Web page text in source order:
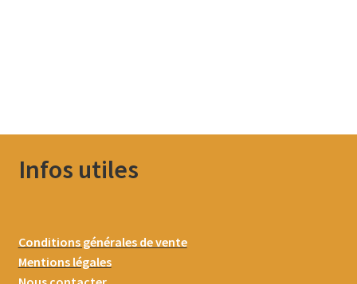
Infos utiles
Conditions générales de vente
Mentions légales